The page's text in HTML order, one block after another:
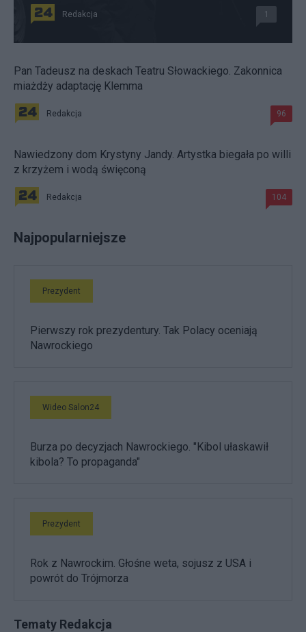
Redakcja 1
Pan Tadeusz na deskach Teatru Słowackiego. Zakonnica
miażdży adaptację Klemma
Redakcja 96
Nawiedzony dom Krystyny Jandy. Artystka biegała po willi
z krzyżem i wodą święconą
Redakcja 104
Najpopularniejsze
Prezydent
Pierwszy rok prezydentury. Tak Polacy oceniają
Nawrockiego
Wideo Salon24
Burza po decyzjach Nawrockiego. "Kibol ułaskawił
kibola? To propaganda"
Prezydent
Rok z Nawrockim. Głośne weta, sojusz z USA i
powrót do Trójmorza
Tematy Redakcja